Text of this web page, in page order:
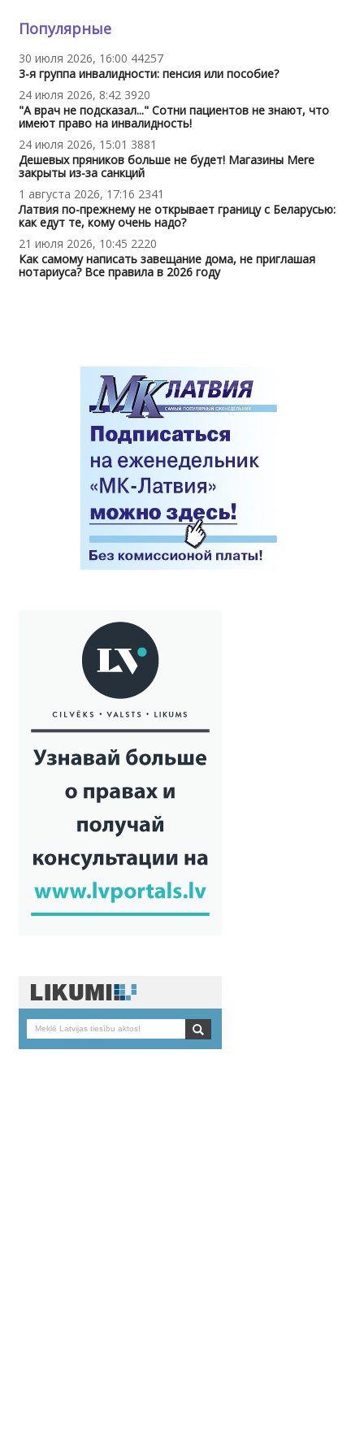
Популярные
30 июля 2026, 16:00 44257
3-я группа инвалидности: пенсия или пособие?
24 июля 2026, 8:42 3920
"А врач не подсказал..." Сотни пациентов не знают, что
имеют право на инвалидность!
24 июля 2026, 15:01 3881
Дешевых пряников больше не будет! Магазины Mere
закрыты из-за санкций
1 августа 2026, 17:16 2341
Латвия по-прежнему не открывает границу с Беларусью:
как едут те, кому очень надо?
21 июля 2026, 10:45 2220
Как самому написать завещание дома, не приглашая
нотариуса? Все правила в 2026 году